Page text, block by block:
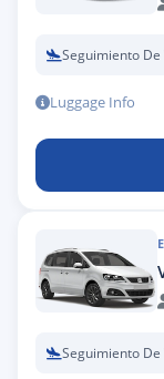
Seguimiento De
Luggage Info
Seguimiento De